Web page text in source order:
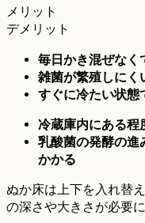
メリット
デメリット
毎日かき混ぜなく
雑菌が繁殖しにく
すぐに冷たい状態
冷蔵庫内にある程
乳酸菌の発酵の進
かかる
ぬか床は上下を入れ替
の深さや大きさが必要に